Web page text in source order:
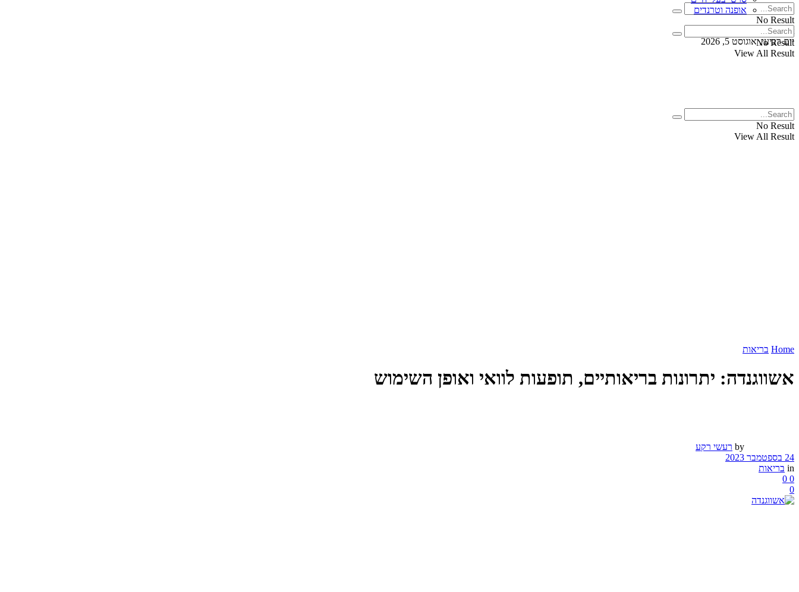
No Result
View All Result
יום רביעי, אוגוסט 5, 2026
אופנה וטרנדים
No Result
View All Result
No Result
View All Result
Home בריאות
אשווגנדה: יתרונות בריאותיים, תופעות לוואי ואופן השימוש
by רעשי רקע
24 בספטמבר 2023
in בריאות
0
0
0